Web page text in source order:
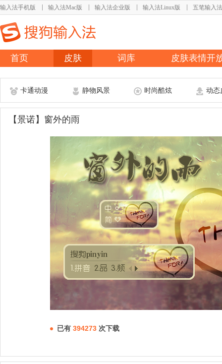
输入法手机版 输入法Mac版 输入法企业版 输入法Linux版 五笔输入法
首页 皮肤 词库 皮肤表情开
卡通动漫 静物风景 时尚酷炫 动态
【景诺】窗外的雨
已有 394273 次下载